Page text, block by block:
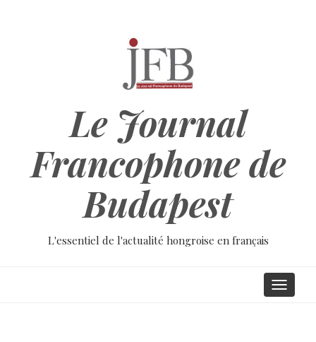
Le Journal
Francophone de
Budapest
L'essentiel de l'actualité hongroise en français
Toggle